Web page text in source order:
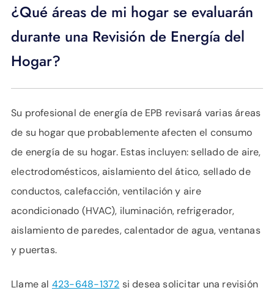
¿Qué áreas de mi hogar se evaluarán
durante una Revisión de Energía del
Hogar?
Su profesional de energía de EPB revisará varias áreas
de su hogar que probablemente afecten el consumo
de energía de su hogar. Estas incluyen: sellado de aire,
electrodomésticos, aislamiento del ático, sellado de
conductos, calefacción, ventilación y aire
acondicionado (HVAC), iluminación, refrigerador,
aislamiento de paredes, calentador de agua, ventanas
y puertas.
Llame al 423-648-1372 si desea solicitar una revisión